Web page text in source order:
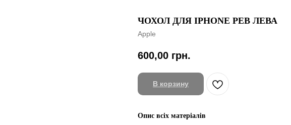
ЧОХОЛ ДЛЯ IPHONE РЕВ ЛЕВА
Apple
600,00 грн.
В корзину
Опис всіх матеріалів